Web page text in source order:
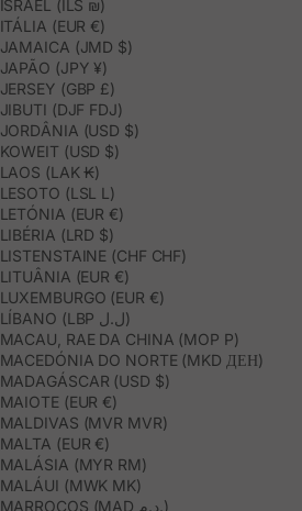
ISRAEL (ILS ₪)
ITÁLIA (EUR €)
JAMAICA (JMD $)
JAPÃO (JPY ¥)
JERSEY (GBP £)
JIBUTI (DJF FDJ)
JORDÂNIA (USD $)
KOWEIT (USD $)
LAOS (LAK ₭)
LESOTO (LSL L)
LETÓNIA (EUR €)
LIBÉRIA (LRD $)
LISTENSTAINE (CHF CHF)
LITUÂNIA (EUR €)
LUXEMBURGO (EUR €)
LÍBANO (LBP ل.ل)
MACAU, RAE DA CHINA (MOP P)
MACEDÓNIA DO NORTE (MKD ДЕН)
MADAGÁSCAR (USD $)
MAIOTE (EUR €)
MALDIVAS (MVR MVR)
MALTA (EUR €)
MALÁSIA (MYR RM)
MALÁUI (MWK MK)
MARROCOS (MAD د.م.)